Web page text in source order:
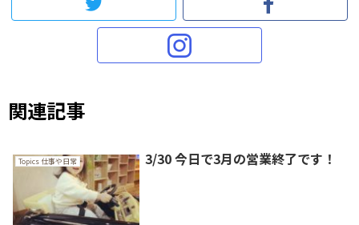
関連記事
Topics 仕事や日常 3/30 今日で3月の営業終了です！